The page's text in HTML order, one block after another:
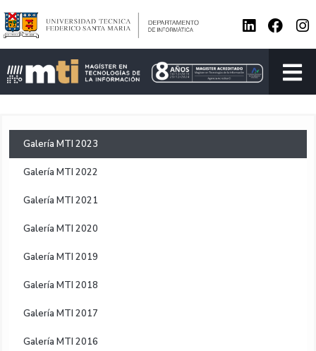
Galería MTI 2023
Galería MTI 2022
Galería MTI 2021
Galería MTI 2020
Galería MTI 2019
Galería MTI 2018
Galería MTI 2017
Galería MTI 2016